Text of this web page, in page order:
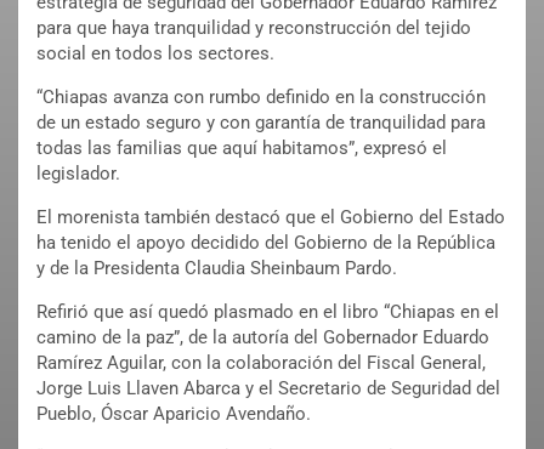
para que haya tranquilidad y reconstrucción del tejido
social en todos los sectores.
“Chiapas avanza con rumbo definido en la construcción
de un estado seguro y con garantía de tranquilidad para
todas las familias que aquí habitamos”, expresó el
legislador.
El morenista también destacó que el Gobierno del Estado
ha tenido el apoyo decidido del Gobierno de la República
y de la Presidenta Claudia Sheinbaum Pardo.
Refirió que así quedó plasmado en el libro “Chiapas en el
camino de la paz”, de la autoría del Gobernador Eduardo
Ramírez Aguilar, con la colaboración del Fiscal General,
Jorge Luis Llaven Abarca y el Secretario de Seguridad del
Pueblo, Óscar Aparicio Avendaño.